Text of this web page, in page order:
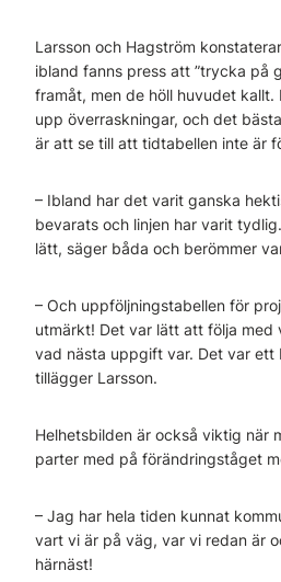
Larsson och Hagström
ibland fanns press att ”trycka på
framåt, men de höll huvudet
upp överraskningar, och det
är att se till att tidtabellen inte är
– Ibland har det varit ganska
bevarats och linjen har varit
lätt, säger båda och berömmer
– Och uppföljningstabellen för
utmärkt! Det var lätt att följa med
vad nästa uppgift var. Det var ett
tillägger Larsson.
Helhetsbilden är också viktig när
parter med på förändringståget
– Jag har hela tiden kunnat
vart vi är på väg, var vi redan är
härnäst!